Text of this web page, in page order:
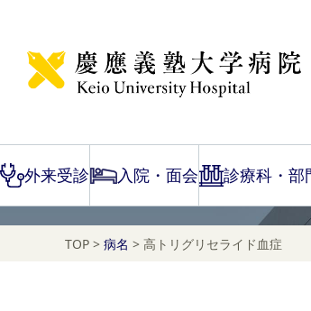
外来受診 入院・面会 診療科・部
Disease Name Search
TOP > 病名 > 高トリグリセライド血症